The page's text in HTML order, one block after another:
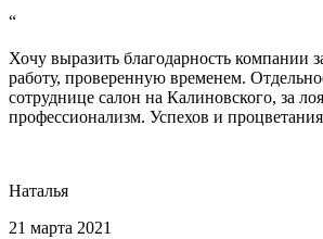
“
Хочу выразить благодарность компании
работу, проверенную временем.
сотруднице салон на Калиновского, за
профессионализм. Успехов и
Наталья
21 марта 2021